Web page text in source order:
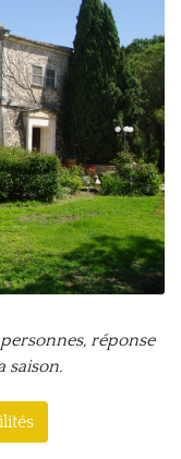
réponse
saison.